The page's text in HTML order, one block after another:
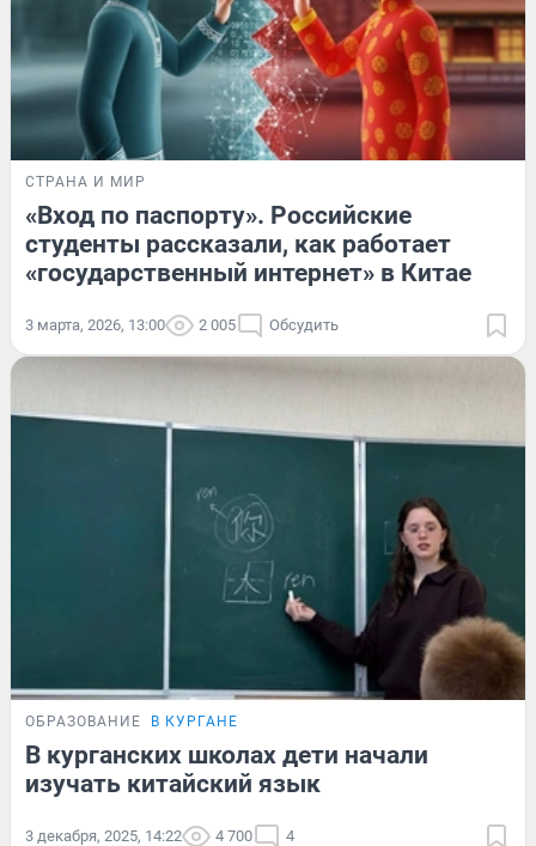
СТРАНА И МИР
«Вход по паспорту». Российские
студенты рассказали, как работает
«государственный интернет» в Китае
3 марта, 2026, 13:00 2 005 Обсудить
ОБРАЗОВАНИЕ В КУРГАНЕ
В курганских школах дети начали
изучать китайский язык
3 декабря, 2025, 14:22 4 700 4